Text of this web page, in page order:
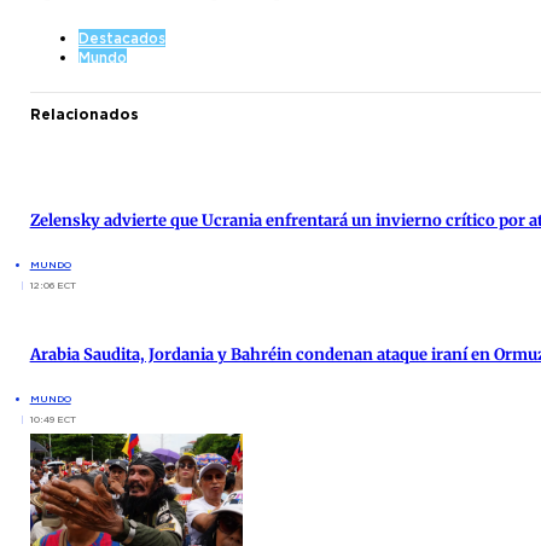
Destacados
Mundo
Relacionados
Zelensky advierte que Ucrania enfrentará un invierno crítico por
MUNDO
12:06 ECT
Arabia Saudita, Jordania y Bahréin condenan ataque iraní en
MUNDO
10:49 ECT